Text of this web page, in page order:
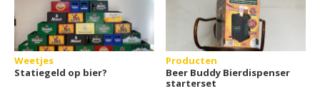
Weetjes
Statiegeld op bier?
Producten
Beer Buddy Bierdispenser
starterset